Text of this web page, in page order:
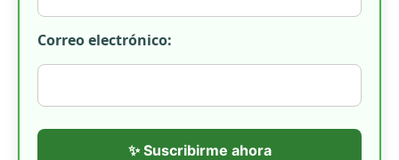
Correo electrónico:
✨ Suscribirme ahora